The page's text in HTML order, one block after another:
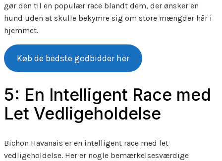
gør den til en populær race blandt dem, der ønsker en
hund uden at skulle bekymre sig om store mængder hår i
hjemmet.
Køb de bedste godbidder her
5: En Intelligent Race med
Let Vedligeholdelse
Bichon Havanais er en intelligent race med let
vedligeholdelse. Her er nogle bemærkelsesværdige